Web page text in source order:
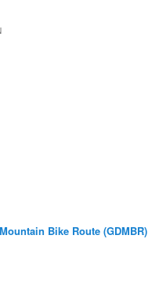
Bike Route (GDMBR)